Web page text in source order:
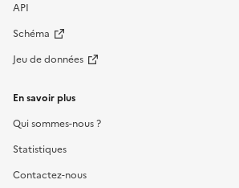
API
Schéma
Jeu de données
En savoir plus
Qui sommes-nous ?
Statistiques
Contactez-nous